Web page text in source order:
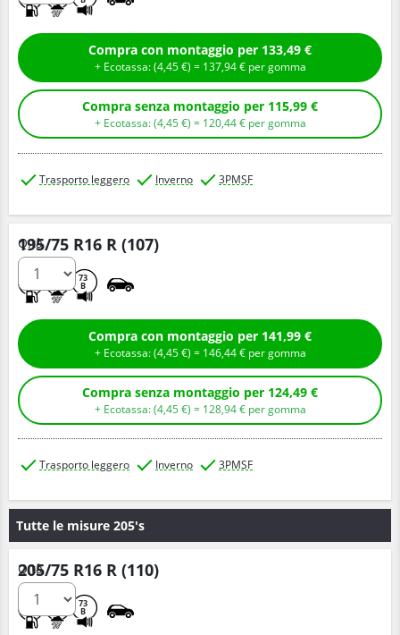
Compra con montaggio per 133,49 €
+ Ecotassa: (4,45€ ) = 137,94€ per gomma
Compra senza montaggio per 115,99 €
+ Ecotassa: (4,45€ ) = 120,44€ per gomma
Trasporto leggero Inverno 3PMSF
195/75 R16 R (107)
73
B
Q.tà
Compra con montaggio per 141,99 €
+ Ecotassa: (4,45€ ) = 146,44€ per gomma
Compra senza montaggio per 124,49 €
+ Ecotassa: (4,45€ ) = 128,94€ per gomma
Trasporto leggero Inverno 3PMSF
Tutte le misure 205's
205/75 R16 R (110)
73
B
Q.tà